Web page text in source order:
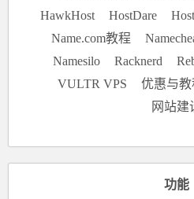
HawkHost
HostDare
Name.com教程
Namesilo
Racknerd
VULTR VPS
优惠与教
网站建
功能